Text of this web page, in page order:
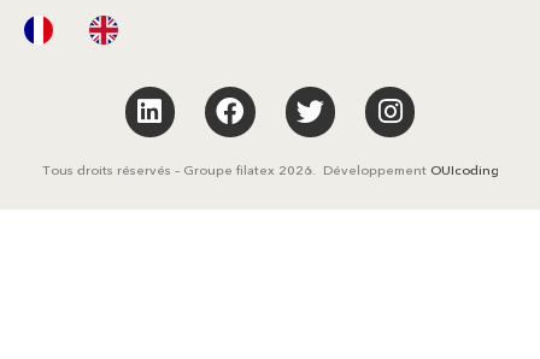
Tous droits réservés – Groupe filatex 2026. Développement OUIcoding